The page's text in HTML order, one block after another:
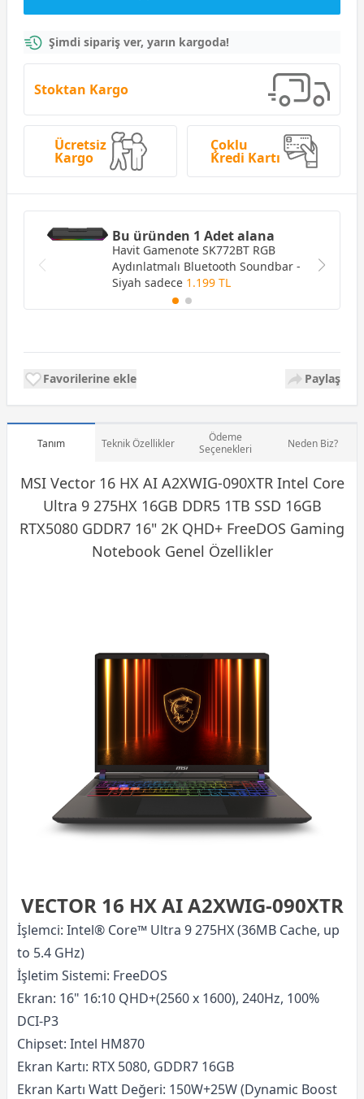
Şimdi sipariş ver, yarın kargoda!
Stoktan Kargo
Ücretsiz
Kargo
Çoklu
Kredi Kartı
Bu üründen 1 Adet alana
Havit Gamenote SK772BT RGB
Aydınlatmalı Bluetooth Soundbar -
Siyah sadece 1.199 TL
Favorilerine ekle Paylaş
Tanım Teknik Özellikler
Ödeme
Seçenekleri
Neden Biz?
MSI Vector 16 HX AI A2XWIG-090XTR Intel Core
Ultra 9 275HX 16GB DDR5 1TB SSD 16GB
RTX5080 GDDR7 16" 2K QHD+ FreeDOS Gaming
Notebook Genel Özellikler
VECTOR 16 HX AI A2XWIG-090XTR
İşlemci: Intel® Core™ Ultra 9 275HX (36MB Cache, up
to 5.4 GHz)
İşletim Sistemi: FreeDOS
Ekran: 16" 16:10 QHD+(2560 x 1600), 240Hz, 100%
DCI-P3
Chipset: Intel HM870
Ekran Kartı: RTX 5080, GDDR7 16GB
Ekran Kartı Watt Değeri: 150W+25W (Dynamic Boost